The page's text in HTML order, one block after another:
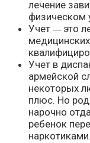
лечение
физическом
Учет — это
Учет в
армейской
некоторых
плюс. Но
нарочно
ребенок
наркотиками.